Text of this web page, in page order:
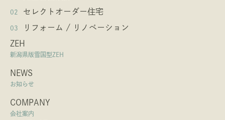
02 セレクトオーダー住宅
03
リフォーム / リノベーション
ZEH
新潟県版雪国型ZEH
NEWS
お知らせ
COMPANY
会社案内